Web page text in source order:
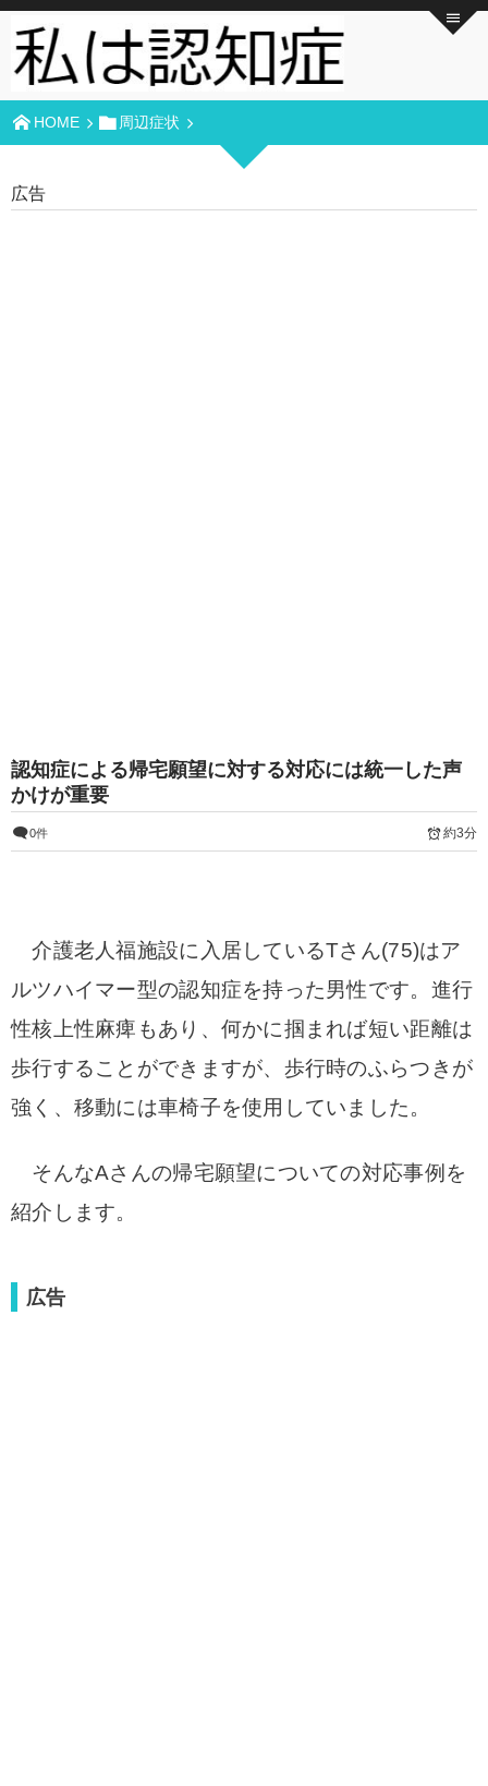
HOME 周辺症状
広告
認知症による帰宅願望に対する対応には統一した声
かけが重要
0件 約3分
介護老人福施設に入居しているTさん(75)はア
ルツハイマー型の認知症を持った男性です。進行
性核上性麻痺もあり、何かに掴まれば短い距離は
歩行することができますが、歩行時のふらつきが
強く、移動には車椅子を使用していました。
そんなAさんの帰宅願望についての対応事例を
紹介します。
広告